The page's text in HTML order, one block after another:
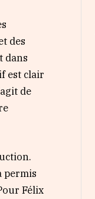
des
dans
est clair
de
permis
Félix